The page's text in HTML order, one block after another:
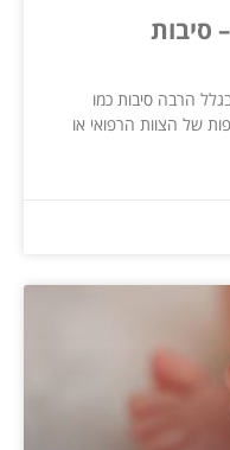
סיבות
הרבה סיבות כמו
של הצוות הרפואי או